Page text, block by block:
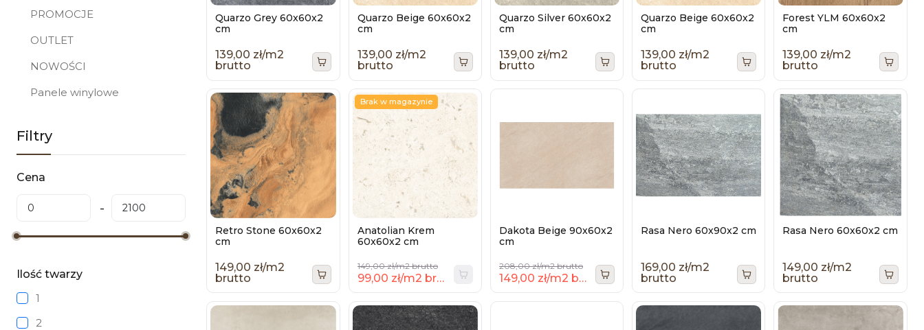
PROMOCJE
OUTLET
NOWOŚCI
Panele winylowe
Filtry
Cena
Ilość twarzy
1
2
Quarzo Grey 60x60x2
cm
139,00 zł/m2
brutto
Quarzo Beige 60x60x2
cm
139,00 zł/m2
brutto
Quarzo Silver 60x60x2
cm
139,00 zł/m2
brutto
Quarzo Beige 60x60x2
cm
139,00 zł/m2
brutto
Forest YLM 60x60x2
cm
139,00 zł/m2
brutto
Retro Stone 60x60x2
cm
149,00 zł/m2
brutto
Brak w magazynie
Anatolian Krem
60x60x2 cm
99,00 zł/m2 brutto
149,00 zł/m2 brutto
Dakota Beige 90x60x2
cm
149,00 zł/m2 brutto
208,00 zł/m2 brutto
Rasa Nero 60x90x2 cm
169,00 zł/m2
brutto
Rasa Nero 60x60x2 cm
149,00 zł/m2
brutto